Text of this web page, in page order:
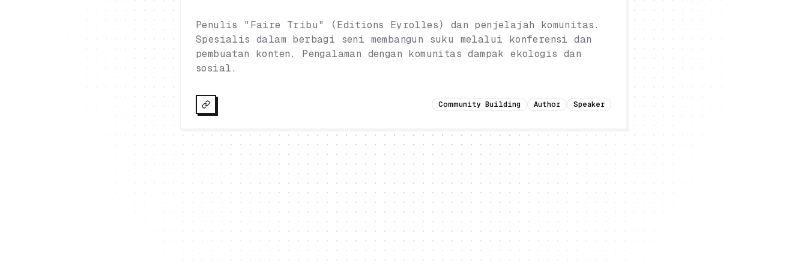
Penulis "Faire Tribu" (Editions Eyrolles) dan penjelajah komunitas.
Spesialis dalam berbagi seni membangun suku melalui konferensi dan
pembuatan konten. Pengalaman dengan komunitas dampak ekologis dan
sosial.
Community Building Author Speaker